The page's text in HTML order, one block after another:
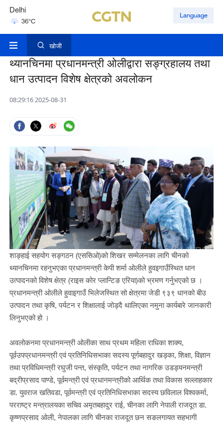
Hyderabad
42°C
Mumbai
Language
खोजी
थ्यानचिनमा प्रधानमन्त्री ओलीद्वारा सङ्ग्रहालय तथा
धान उत्पादन विशेष क्षेत्रको अवलोकन
08:29:16 2025-08-31
शाङ्हाई सहयोग सङ्गठन (एससिओ)को शिखर सम्मेलनका लागि चीनको
थ्यानचिनमा रहनुभएका प्रधानमन्त्री केपी शर्मा ओलीले हुवइगाउँस्थित धान
उत्पादनको विशेष क्षेत्र (राइस कोर प्लान्टिङ एरिया)को भ्रमण गर्नुभएको छ ।
प्रधानमन्त्री ओलीले हुवाइगाउँ भिलेजस्थित सो क्षेत्रमा जेडी ९३९ धानको बीउ
उत्पादन तथा कृषि, पर्यटन र शिक्षालाई जोड्दै थालिएका नमुना कार्यबारे जानकारी
लिनुभएको हो ।
अवलोकनमा प्रधानमन्त्री ओलीका साथ प्रथम महिला राधिका शाक्य,
पूर्वउपप्रधानमन्त्री एवं प्रतिनिधिसभाका सदस्य पूर्णबहादुर खड्का, शिक्षा, विज्ञान
तथा प्रविधिमन्त्री रघुजी पन्त, संस्कृति, पर्यटन तथा नागरिक उडड्यनमन्त्री
बद्रीप्रसाद पाण्डे, पूर्वमन्त्री एवं प्रधानमन्त्रीको आर्थिक तथा विकास सल्लाहकार
डा. युवराज खतिवडा, पूर्वमन्त्री एवं प्रतिनिधिसभाका सदस्य छविलाल विश्वकर्मा,
परराष्ट्र मन्त्रालयका सचिव अमृतबहादुर राई, चीनका लागि नेपाली राजदूत डा.
कृष्णप्रसाद ओली, नेपालका लागि चीनका राजदूत छन सङलगायत सहभागी